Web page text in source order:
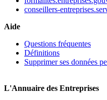
conseillers-
Aide
Questions fréquentes
Définitions
Supprimer ses données
L'Annuaire des Entreprises